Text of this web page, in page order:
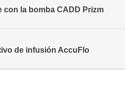
con la bomba CADD Prizm
de infusión AccuFlo